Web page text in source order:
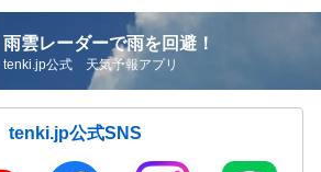
雨雲レーダーで雨を回避！
tenki.jp公式 天気予報アプリ
tenki.jp公式SNS